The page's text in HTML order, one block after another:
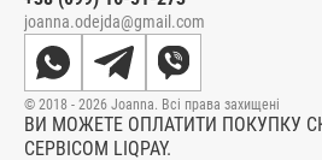
joanna.odejda@gmail.com
ВИ МОЖЕТЕ ОПЛАТИТИ ПОКУПКУ
СЕРВІСОМ LIQPAY.
© 2018 - 2026 Joanna. Всі права захищені